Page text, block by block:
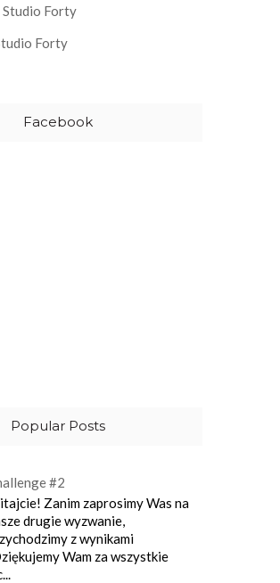
Studio Forty
Forty
Facebook
Popular Posts
#2
Zanim zaprosimy Was na
drugie wyzwanie,
z wynikami
Wam za wszystkie